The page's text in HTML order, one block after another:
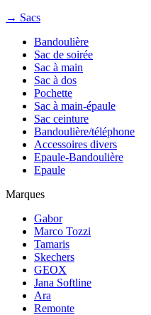
→ Sacs
Bandoulière
Sac de soirée
Sac à main
Sac à dos
Pochette
Sac à main-épaule
Sac ceinture
Bandoulière/téléphone
Accessoires divers
Epaule-Bandoulière
Epaule
Marques
Gabor
Marco Tozzi
Tamaris
Skechers
GEOX
Jana Softline
Ara
Remonte